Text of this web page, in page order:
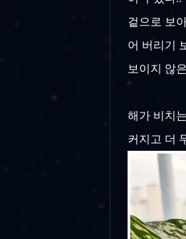
겉으로 보
어 버리기
보이지 않
해가 비치
커지고 더